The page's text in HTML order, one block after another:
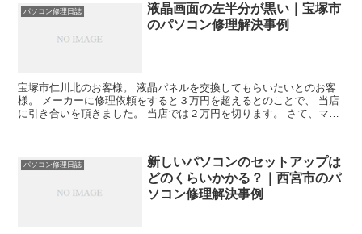
パソコン修理日誌
液晶画面の左半分が黒い｜宝塚市
のパソコン修理解決事例
宝塚市仁川北のお客様。 液晶パネルを交換してもらいたいとのお客
様。 メーカーに修理依頼をすると３万円を超えるとのことで、 当店
に引き合いを頂きました。 当店では２万円を切ります。 さて、マウ
パソコン修理日誌
新しいパソコンのセットアップは
どのくらいかかる？｜西宮市のパ
ソコン修理解決事例